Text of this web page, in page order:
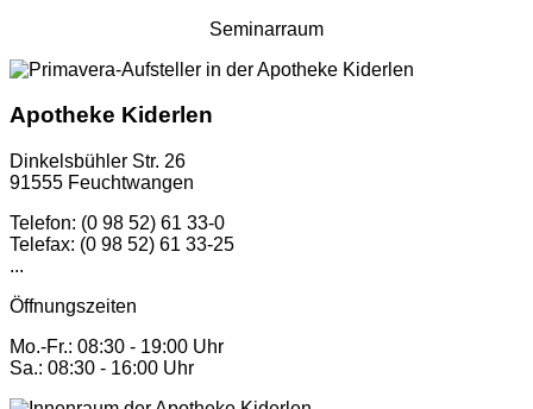
Seminarraum
Apotheke Kiderlen
Dinkelsbühler Str. 26
91555 Feuchtwangen
Telefon: (0 98 52) 61 33-0
Telefax: (0 98 52) 61 33-25
...
Öffnungszeiten
Mo.-Fr.: 08:30 - 19:00 Uhr
Sa.: 08:30 - 16:00 Uhr